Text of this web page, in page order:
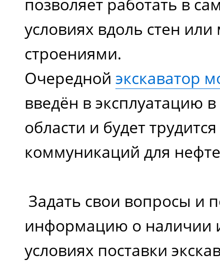
условиях вдоль стен
строениями.
Очередной экскаватор
введён в эксплуатацию
области и будет
коммуникаций для
Задать свои вопросы и
информацию о наличии
условиях поставки